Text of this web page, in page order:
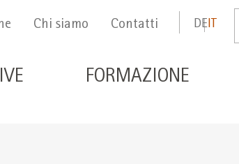
Chi siamo Contatti DEIT
principale de
FORMAZIONE